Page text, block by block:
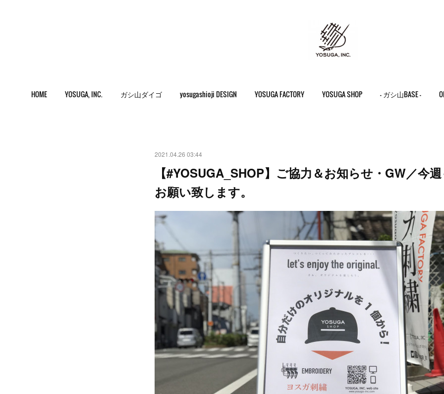
HOME YOSUGA, INC. ガシ山ダイゴ yosugashioji DESIGN YOSUGA FACTORY YOSUGA SHOP - ガシ山BASE -
2021.04.26 03:44
【#YOSUGA_SHOP】ご協力＆お知らせ・GW／今
お願い致します。